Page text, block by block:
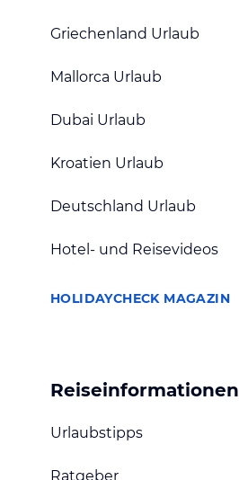
Griechenland Urlaub
Mallorca Urlaub
Dubai Urlaub
Kroatien Urlaub
Deutschland Urlaub
Hotel- und Reisevideos
HOLIDAYCHECK MAGAZIN
Reiseinformationen
Urlaubstipps
Ratgeber